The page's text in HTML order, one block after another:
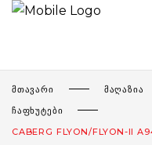
ᲛᲗᲐᲕᲐᲠᲘ ᲛᲐᲦᲐᲖᲘᲐ
ᲩᲐᲤᲮᲣᲢᲔᲑᲘ
CABERG FLYON/FLYON-II